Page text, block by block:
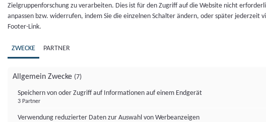
Zielgruppenforschung zu verarbeiten. Dies ist für den Zugriff auf die Website nicht
anpassen bzw. widerrufen, indem Sie die einzelnen Schalter ändern, oder später jederzeit
Footer-Link.
ZWECKE PARTNER
Allgemein Zwecke (7)
Speichern von oder Zugriff auf Informationen auf einem Endgerät
3 Partner
Verwendung reduzierter Daten zur Auswahl von Werbeanzeigen